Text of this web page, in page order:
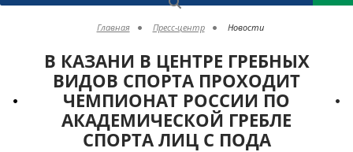
Главная Пресс-центр Новости
В КАЗАНИ В ЦЕНТРЕ ГРЕБНЫХ
ВИДОВ СПОРТА ПРОХОДИТ
ЧЕМПИОНАТ РОССИИ ПО
АКАДЕМИЧЕСКОЙ ГРЕБЛЕ
СПОРТА ЛИЦ С ПОДА